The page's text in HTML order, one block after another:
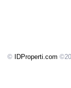
© IDProperti.com